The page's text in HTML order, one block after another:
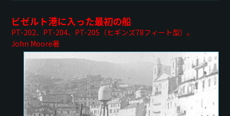
ビゼルト港に入った最初の船
PT-202、PT-204、PT-205（ヒギンズ78フィート型）。
John Moore著